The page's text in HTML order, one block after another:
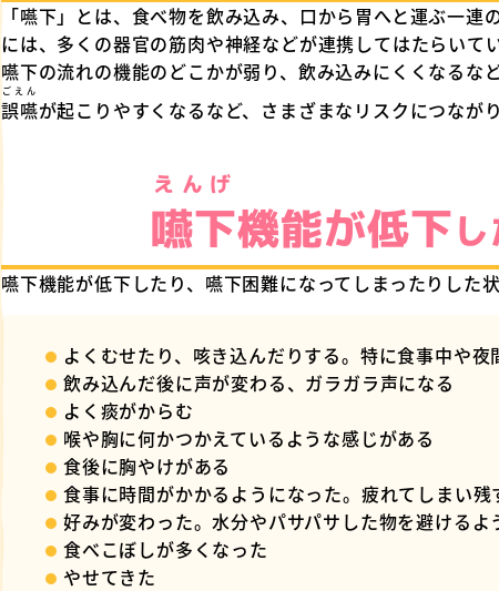
「嚥下」とは、食べ物を飲み込み、口から胃へと運ぶ一
には、多くの器官の筋肉や神経などが連携してはたらいて
嚥下の流れの機能のどこかが弱り、飲み込みにくくなる
誤嚥
ごえん
が起こりやすくなるなど、さまざまなリスクにつなが
嚥下
えんげ
機能が低下
嚥下機能が低下したり、嚥下困難になってしまったりした
よくむせたり、咳き込んだりする。特に食事中や夜
飲み込んだ後に声が変わる、ガラガラ声になる
よく痰がからむ
喉や胸に何かつかえているような感じがある
食後に胸やけがある
食事に時間がかかるようになった。疲れてしまい残
好みが変わった。水分やパサパサした物を避けるよ
食べこぼしが多くなった
やせてきた